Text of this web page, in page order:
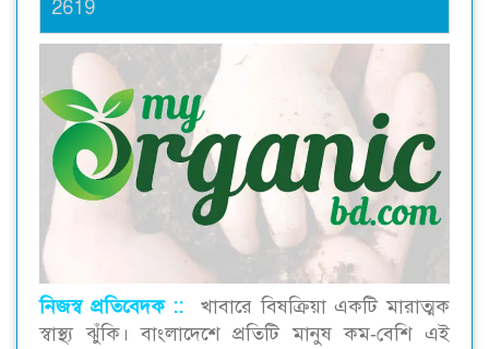
2619
নিজস্ব প্রতিবেদক ::
খাবারে বিষক্রিয়া একটি মারাত্মক
স্বাস্থ্য ঝুঁকি। বাংলাদেশে প্রতিটি মানুষ কম-বেশি এই